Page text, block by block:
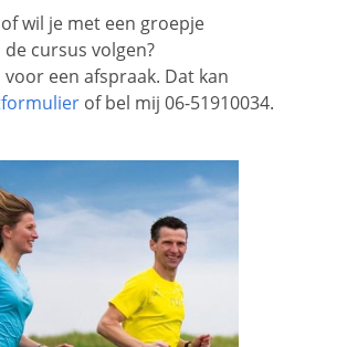
wil je met een groepje
cursus volgen?
een afspraak. Dat kan
of bel mij 06-51910034.